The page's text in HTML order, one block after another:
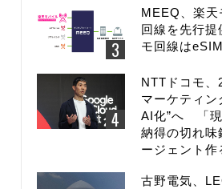
MEEQ、楽天
回線を先行
モ回線は
NTTドコモ、
マーケティン
AI化”へ 「現
納得の切れ味
ージェント作
古野電気、